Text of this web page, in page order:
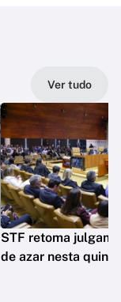
Ver tudo
STF retoma
de azar nesta quinta